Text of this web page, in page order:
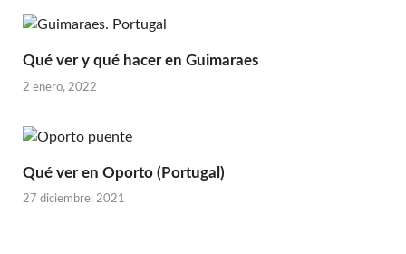
Qué ver y qué hacer en Guimaraes
2 enero, 2022
Qué ver en Oporto (Portugal)
27 diciembre, 2021